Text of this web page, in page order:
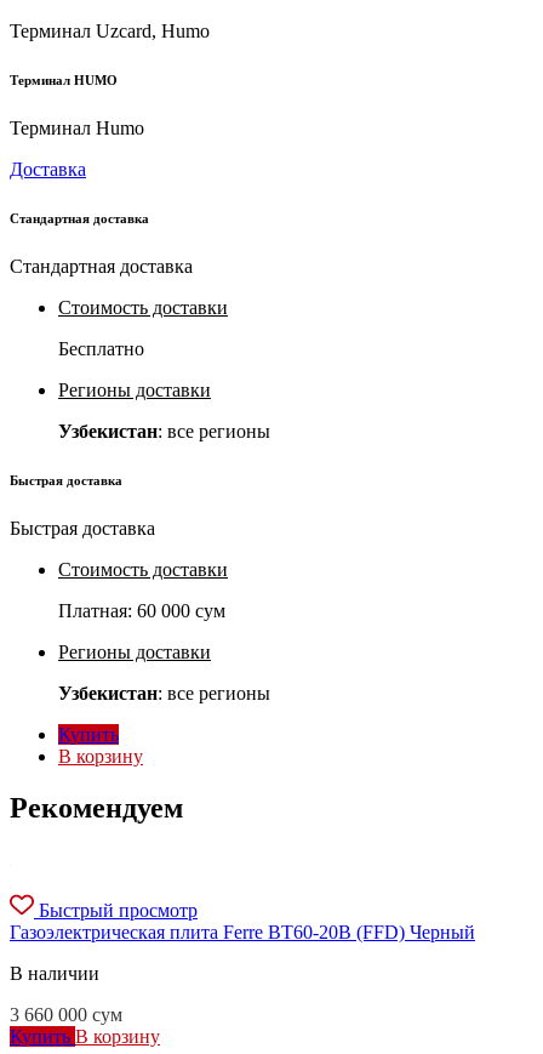
Терминал Uzcard, Humo
Терминал HUMO
Терминал Humo
Доставка
Стандартная доставка
Стандартная доставка
Стоимость доставки
Бесплатно
Регионы доставки
Узбекистан: все регионы
Быстрая доставка
Быстрая доставка
Стоимость доставки
Платная: 60 000 сум
Регионы доставки
Узбекистан: все регионы
Купить
В корзину
Рекомендуем
Быстрый просмотр
Газоэлектрическая плита Ferre BT60-20B (FFD) Черный
В наличии
3 660 000 сум
Купить В корзину